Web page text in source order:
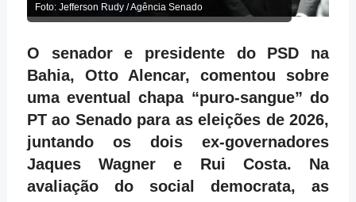
Foto: Jefferson Rudy / Agência Senado
O senador e presidente do PSD na
Bahia, Otto Alencar, comentou sobre
uma eventual chapa “puro-sangue” do
PT ao Senado para as eleições de 2026,
juntando os dois ex-governadores
Jaques Wagner e Rui Costa. Na
avaliação do social democrata, as